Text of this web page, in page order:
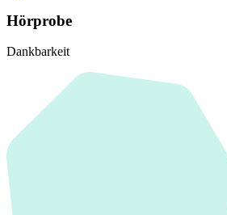
Hörprobe
Dankbarkeit